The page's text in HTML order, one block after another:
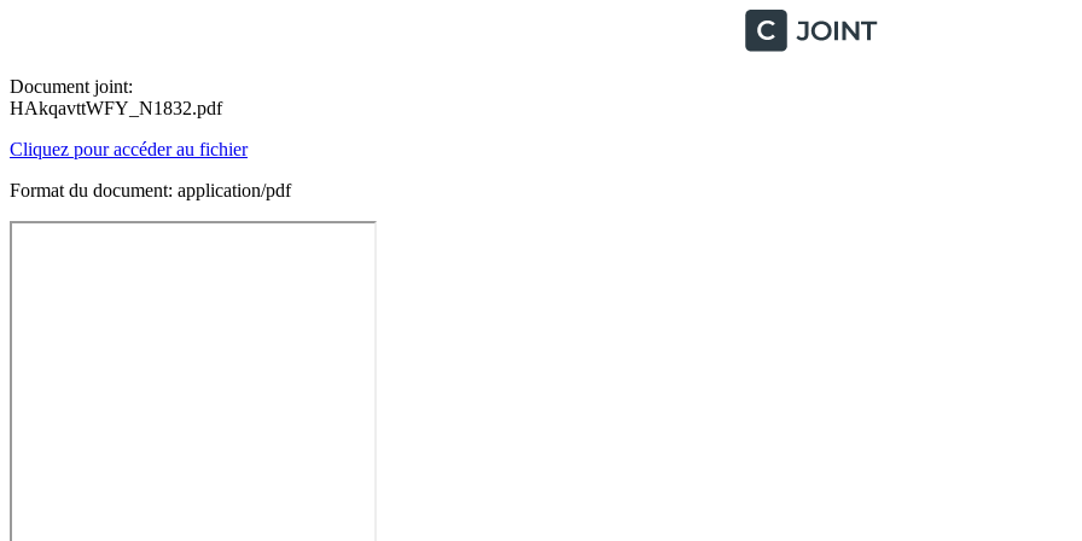
Document joint:
HAkqavttWFY_N1832.pdf
Cliquez pour accéder au fichier
Format du document: application/pdf